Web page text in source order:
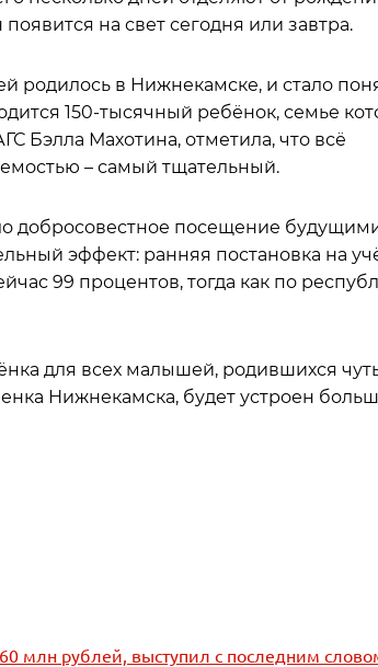
на свет сегодня или завтра.
родилось в Нижнекамске, и стало
150-тысячный ребёнок, семье
Бэлла Махотина, отметила, что всё
– самый тщательный.
добросовестное посещение
эффект: ранняя постановка на
99 процентов, тогда как по
для всех малышей, родившихся
Нижнекамска, будет устроен
млн рублей, выступил с последним